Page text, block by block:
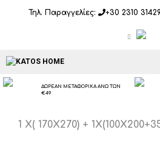
Τηλ. Παραγγελίες: +30 2310
ΔΩΡΕΑΝ ΜΕΤΑΦΟΡΙΚΑ ΑΝΩ ΤΩΝ
€49
1 Χ( 170Χ270) +